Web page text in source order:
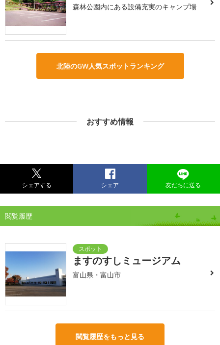
森林公園内にある設備充実のキャンプ場
北陸のGW人気スポットランキング
おすすめ情報
シェアする シェア 友だちに送る
閲覧履歴
ますのすしミュージアム
富山県・富山市
閲覧履歴をもっと見る